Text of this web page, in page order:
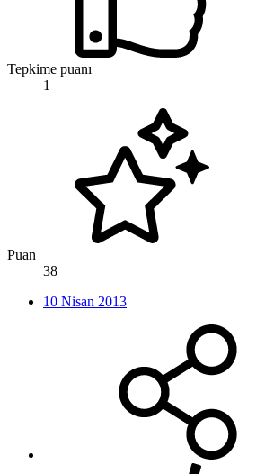
Tepkime puanı
1
Puan
38
10 Nisan 2013